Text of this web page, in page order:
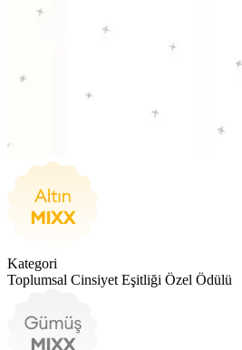
Kategori
Toplumsal Cinsiyet Eşitliği Özel Ödülü